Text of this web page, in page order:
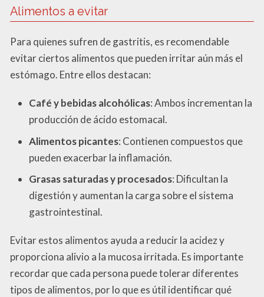
Alimentos a evitar
Para quienes sufren de gastritis, es recomendable
evitar ciertos alimentos que pueden irritar aún más el
estómago. Entre ellos destacan:
Café y bebidas alcohólicas: Ambos incrementan la
producción de ácido estomacal.
Alimentos picantes: Contienen compuestos que
pueden exacerbar la inflamación.
Grasas saturadas y procesados: Dificultan la
digestión y aumentan la carga sobre el sistema
gastrointestinal.
Evitar estos alimentos ayuda a reducir la acidez y
proporciona alivio a la mucosa irritada. Es importante
recordar que cada persona puede tolerar diferentes
tipos de alimentos, por lo que es útil identificar qué